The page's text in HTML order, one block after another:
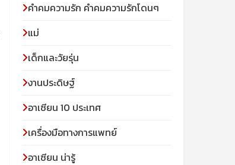
คำคมความรัก คำคมความรักโดนๆ
แม่
เด็กและวัยรุ่น
งานประดิษฐ์
อาเซียน 10 ประเทศ
เครื่องมือทางการแพทย์
อาเซียน น่ารู้